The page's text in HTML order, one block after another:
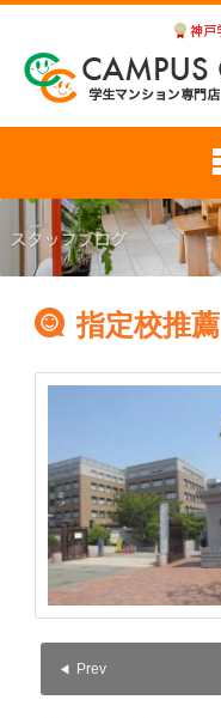
指定校推薦
Prev